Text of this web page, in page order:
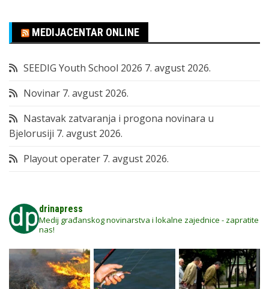
MEDIJACENTAR ONLINE
SEEDIG Youth School 2026 7. avgust 2026.
Novinar 7. avgust 2026.
Nastavak zatvaranja i progona novinara u
Bjelorusiji 7. avgust 2026.
Playout operater 7. avgust 2026.
drinapress
Medij građanskog novinarstva i lokalne zajednice - zapratite
nas!